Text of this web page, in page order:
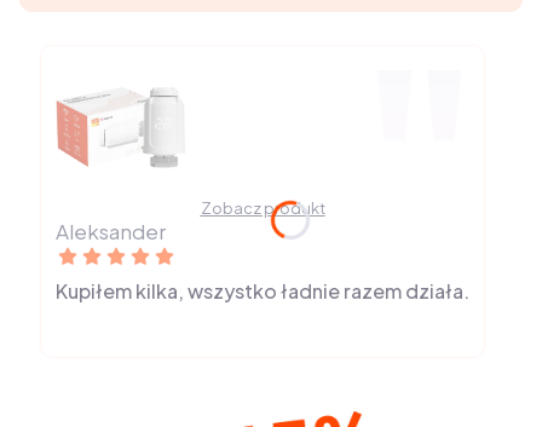
Zobacz produkt
Aleksander
Kupiłem kilka, wszystko ładnie razem działa.